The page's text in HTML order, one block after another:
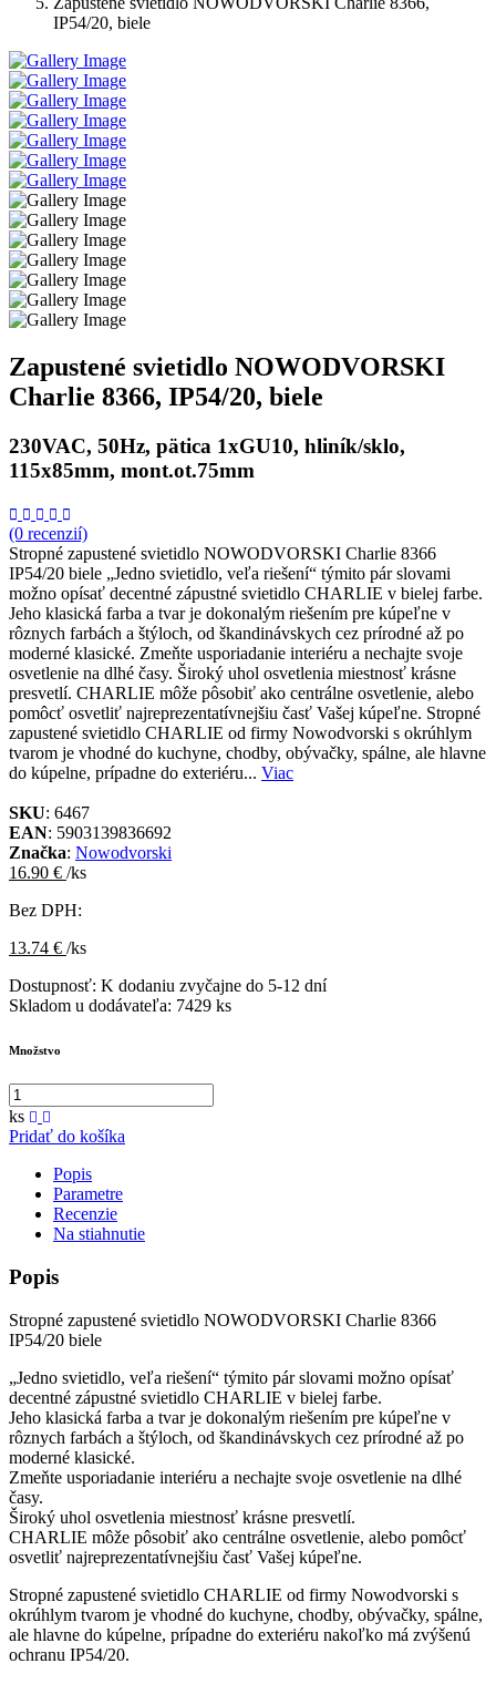
IP54/20, biele
Zapustené svietidlo NOWODVORSKI
Charlie 8366, IP54/20, biele
230VAC, 50Hz, pätica 1xGU10, hliník/sklo,
115x85mm, mont.ot.75mm
(0 recenzií)
Stropné zapustené svietidlo NOWODVORSKI Charlie 8366
IP54/20 biele „Jedno svietidlo, veľa riešení“ týmito pár slovami
možno opísať decentné zápustné svietidlo CHARLIE v bielej farbe.
Jeho klasická farba a tvar je dokonalým riešením pre kúpeľne v
rôznych farbách a štýloch, od škandinávskych cez prírodné až po
moderné klasické. Zmeňte usporiadanie interiéru a nechajte svoje
osvetlenie na dlhé časy. Široký uhol osvetlenia miestnosť krásne
presvetlí. CHARLIE môže pôsobiť ako centrálne osvetlenie, alebo
pomôcť osvetliť najreprezentatívnejšiu časť Vašej kúpeľne. Stropné
zapustené svietidlo CHARLIE od firmy Nowodvorski s okrúhlym
tvarom je vhodné do kuchyne, chodby, obývačky, spálne, ale hlavne
do kúpelne, prípadne do exteriéru... Viac
SKU: 6467
EAN: 5903139836692
Značka: Nowodvorski
16.90 € /ks
Bez DPH:
13.74 € /ks
Dostupnosť: K dodaniu zvyčajne do 5-12 dní
Skladom u dodávateľa: 7429 ks
Množstvo
ks
Pridať do košíka
Popis
Parametre
Recenzie
Na stiahnutie
Popis
Stropné zapustené svietidlo NOWODVORSKI Charlie 8366
IP54/20 biele
„Jedno svietidlo, veľa riešení“ týmito pár slovami možno opísať
decentné zápustné svietidlo CHARLIE v bielej farbe.
Jeho klasická farba a tvar je dokonalým riešením pre kúpeľne v
rôznych farbách a štýloch, od škandinávskych cez prírodné až po
moderné klasické.
Zmeňte usporiadanie interiéru a nechajte svoje osvetlenie na dlhé
časy.
Široký uhol osvetlenia miestnosť krásne presvetlí.
CHARLIE môže pôsobiť ako centrálne osvetlenie, alebo pomôcť
osvetliť najreprezentatívnejšiu časť Vašej kúpeľne.
Stropné zapustené svietidlo CHARLIE od firmy Nowodvorski s
okrúhlym tvarom je vhodné do kuchyne, chodby, obývačky, spálne,
ale hlavne do kúpelne, prípadne do exteriéru nakoľko má zvýšenú
ochranu IP54/20.